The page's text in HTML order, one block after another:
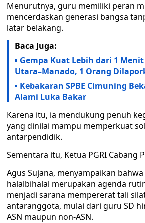
Menurutnya, guru memiliki peran
mencerdaskan generasi bangsa
latar belakang.
Baca Juga:
Gempa Kuat Lebih dari 1
Utara–Manado, 1 Orang
Kebakaran SPBE Cimuning
Alami Luka Bakar
Karena itu, ia mendukung penuh
yang dinilai mampu memperkuat
antarpendidik.
Sementara itu, Ketua PGRI Cabang
Agus Sujana, menyampaikan
halalbihalal merupakan agenda
menjadi sarana mempererat tali
antaranggota, mulai dari guru SD
ASN maupun non-ASN.